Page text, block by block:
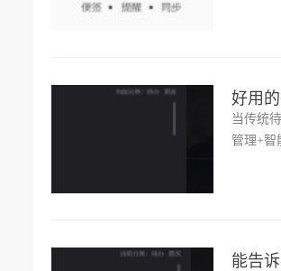
好用
当传统
管理+智
能告